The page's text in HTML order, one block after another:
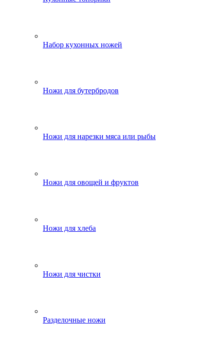
Набор кухонных ножей
Ножи для бутербродов
Ножи для нарезки мяса или рыбы
Ножи для овощей и фруктов
Ножи для хлеба
Ножи для чистки
Разделочные ножи